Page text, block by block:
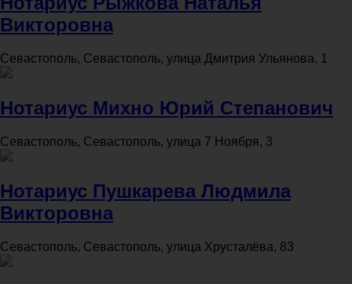
Викторовна
Севастополь, Севастополь, улица Дмитрия Ульянова, 1
Нотариус Михно Юрий Степанович
Севастополь, Севастополь, улица 7 Ноября, 3
Нотариус Пушкарева Людмила
Викторовна
Севастополь, Севастополь, улица Хрусталёва, 83